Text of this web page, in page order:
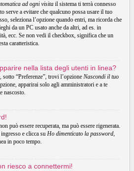
ad ogni visita il sistema ti terrà connesso
serve a evitare che qualcuno possa usare il tuo
seleziona l’opzione quando entri, ma ricorda che
da un PC usato anche da altri, ad es. in
ecc. Se non vedi il checkbox, significa che un
caratteristica.
nella lista degli utenti in linea?
“Preferenze”, trovi l’opzione Nascondi il tuo
apparirai solo agli amministratori e a te
nascosto.
può essere recuperata, ma può essere rigenerata.
e clicca su Ho dimenticato la password,
in poco tempo.
riesco a connettermi!